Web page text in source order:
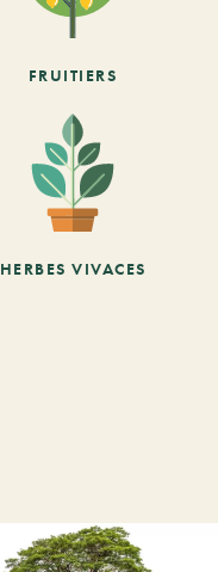
FRUITIERS
HERBES VIVACES